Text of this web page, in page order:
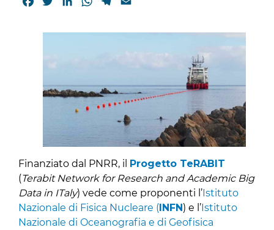
Finanziato dal PNRR, il Progetto TeRABIT
(Terabit Network for Research and Academic Big
Data in ITaly) vede come proponenti l’Istituto
Nazionale di Fisica Nucleare (INFN) e l’Istituto
Nazionale di Oceanografia e di Geofisica